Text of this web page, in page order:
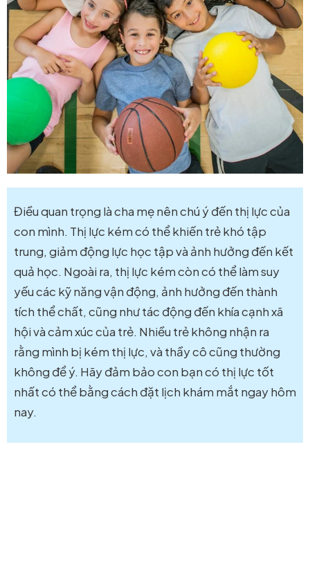
Điều quan trọng là cha mẹ nên chú ý đến thị lực của
con mình. Thị lực kém có thể khiến trẻ khó tập
trung, giảm động lực học tập và ảnh hưởng đến kết
quả học. Ngoài ra, thị lực kém còn có thể làm suy
yếu các kỹ năng vận động, ảnh hưởng đến thành
tích thể chất, cũng như tác động đến khía cạnh xã
hội và cảm xúc của trẻ. Nhiều trẻ không nhận ra
rằng mình bị kém thị lực, và thầy cô cũng thường
không để ý. Hãy đảm bảo con bạn có thị lực tốt
nhất có thể bằng cách đặt lịch khám mắt ngay hôm
nay.